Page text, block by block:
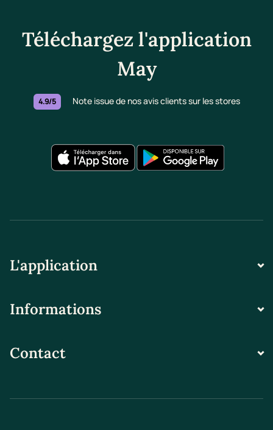
Téléchargez l'application
May
4.9/5 Note issue de nos avis clients sur les stores
L'application
Informations
Contact